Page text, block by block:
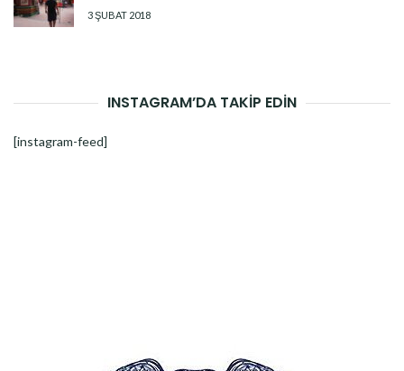
3 ŞUBAT 2018
INSTAGRAM’DA TAKİP EDİN
[instagram-feed]